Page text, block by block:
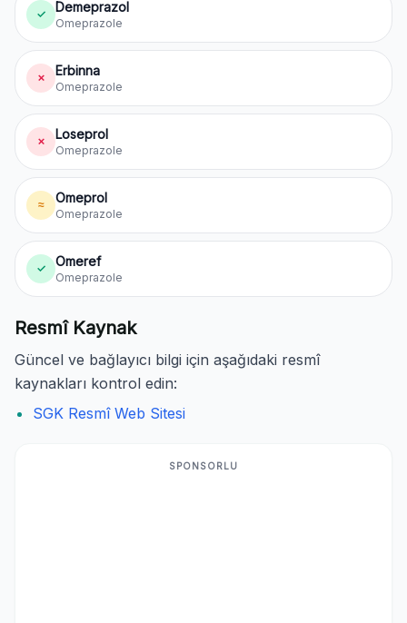
✓ Demeprazol
Omeprazole
✗ Erbinna
Omeprazole
✗ Loseprol
Omeprazole
≈ Omeprol
Omeprazole
✓ Omeref
Omeprazole
Resmî Kaynak
Güncel ve bağlayıcı bilgi için aşağıdaki resmî
kaynakları kontrol edin:
SGK Resmî Web Sitesi
SPONSORLU